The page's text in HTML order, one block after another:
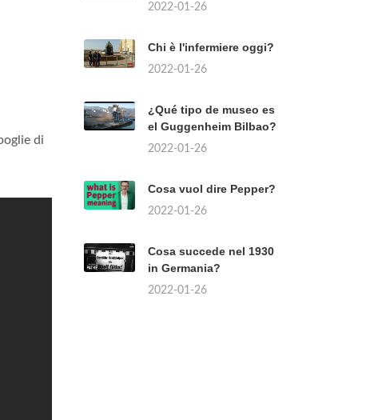
di
2022-01-26
Chi è l'infermiere oggi?
2022-01-26
¿Qué tipo de museo es
el Guggenheim Bilbao?
2022-01-26
Cosa vuol dire Pepper?
2022-01-26
Cosa succede nel 1930
in Germania?
2022-01-26